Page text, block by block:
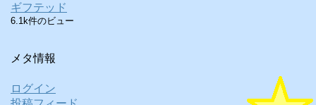
ギフテッド
6.1k件のビュー
メタ情報
ログイン